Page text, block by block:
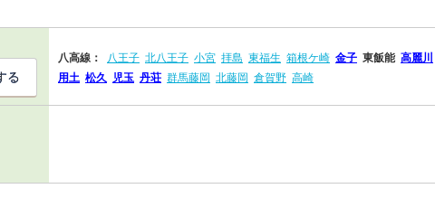
八高線： 八王子 北八王子 小宮 拝島 東福生 箱根ケ崎 金子 東飯能 高麗川
用土 松久 児玉 丹荘 群馬藤岡 北藤岡 倉賀野 高崎
る